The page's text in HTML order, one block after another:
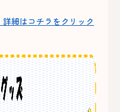
細はコチラをクリック